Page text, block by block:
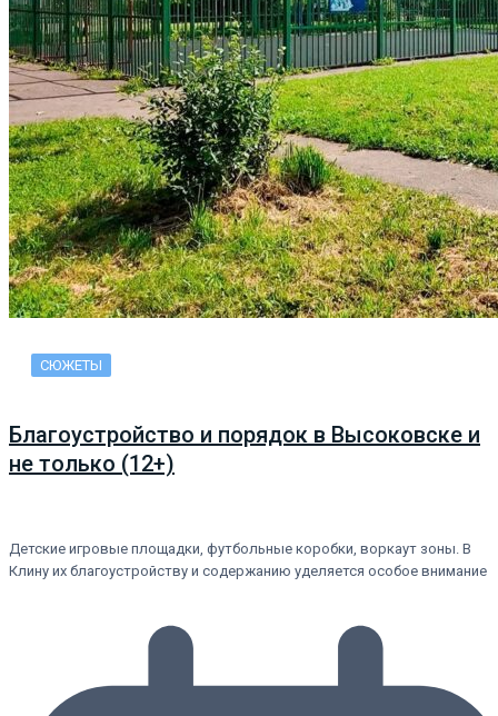
СЮЖЕТЫ
Благоустройство и порядок в Высоковске и
не только (12+)
Детские игровые площадки, футбольные коробки, воркаут зоны. В
Клину их благоустройству и содержанию уделяется особое внимание